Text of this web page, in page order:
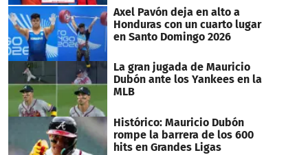
Axel Pavón deja en alto a
Honduras con un cuarto lugar
en Santo Domingo 2026
La gran jugada de Mauricio
Dubón ante los Yankees en la
MLB
Histórico: Mauricio Dubón
rompe la barrera de los 600
hits en Grandes Ligas